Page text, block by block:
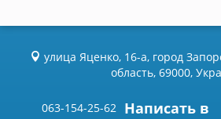
улица Яценко, 16-а, город
область, 69000,
063-154-25-62 Написать в